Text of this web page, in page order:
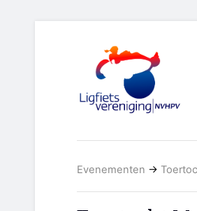
Evenementen →